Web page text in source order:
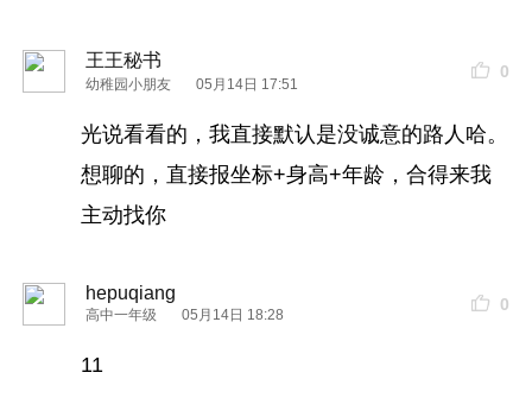
王王秘书
幼稚园小朋友 05月14日 17:51
0
光说看看的，我直接默认是没诚意的路人哈。
想聊的，直接报坐标+身高+年龄，合得来我
主动找你
hepuqiang
高中一年级 05月14日 18:28
0
11